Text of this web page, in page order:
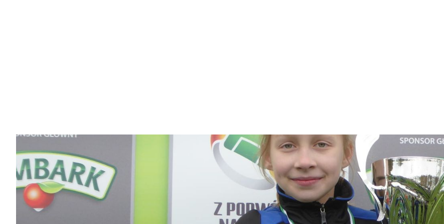
Maja Kosyn powołana do reprezentacji Polski kobiet U-15.
Z przyjemnością informujemy, że Maja Kosyn została powołana na zgrupowanie reprezentacji Polski kobiet U-
15, które odbędzie się od 14 do 17 marca w Pruszkowie. Trenerka Paulina Kawalec na to zgrupowanie
powołała łącznie 24 zawodniczki (pełna lista
TUTAJ)